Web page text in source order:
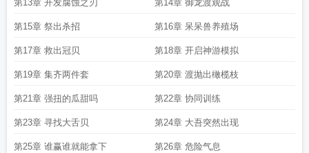
第13章 开发腐蚀之刃 第14章 御龙渡观战
第15章 祭出杀招 第16章 呆呆兽养殖场
第17章 救出冠贝 第18章 开启神游模拟
第19章 集齐两件套 第20章 渡抛出橄榄枝
第21章 强扭的瓜甜吗 第22章 协同训练
第23章 寻找大舌贝 第24章 大吾突然出现
第25章 谁赢谁就能拿下 第26章 危险气息